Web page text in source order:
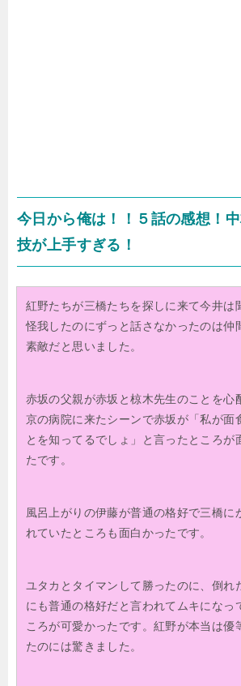
今日から俺は！！５話の感想！
技が上手すぎる！
紅野たちが三橋たちを探しに来て今井は
怪我したのにずっと話さなかったのは仲
素敵だと思いました。
赤坂の父親が赤坂と椋木先生のことを心
京の病院に来たシーンで赤坂が「私が面
とを知ってるでしょ」と言ったところが
たです。
風呂上がりの伊藤が普通の格好で三橋に
れていたところも面白かったです。
ユタカとタイマンして勝ったのに、倒れ
にも普通の格好だと言われてムキになっ
ころが可愛かったです。紅野が本当は優
たのには驚きました。